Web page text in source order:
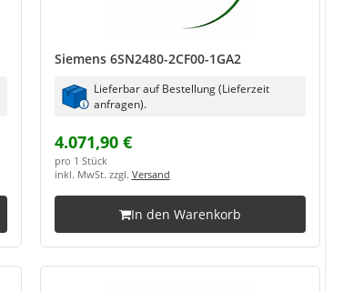
Siemens 6SN2480-2CF00-1GA2
Lieferbar auf Bestellung (Lieferzeit
anfragen).
4.071,90 €
pro 1 Stück
inkl. MwSt. zzgl. Versand
In den Warenkorb